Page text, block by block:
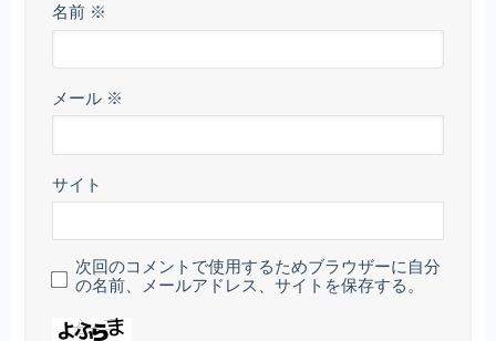
名前 ※
メール ※
サイト
次回のコメントで使用するためブラウザーに自分
の名前、メールアドレス、サイトを保存する。